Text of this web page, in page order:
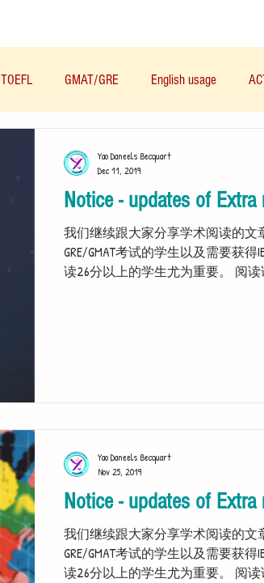
TOEFL GMAT/GRE English usage
Notice - updates of
我们继续跟大家分享学术阅读的文
GRE/GMAT考试的学生以及需要获得
读26分以上的学生尤为重要。 阅读
Yao Daneels Becquart
Dec 11, 2019
Notice - updates of
我们继续跟大家分享学术阅读的文
GRE/GMAT考试的学生以及需要获得
读26分以上的学生尤为重要。 阅读
Yao Daneels Becquart
Nov 25, 2019